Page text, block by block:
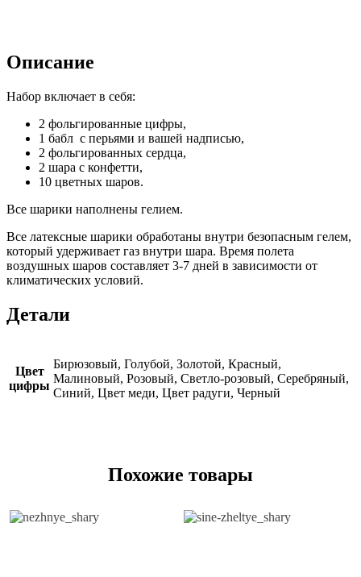
Описание
Набор включает в себя:
2 фольгированные цифры,
1 бабл с перьями и вашей надписью,
2 фольгированных сердца,
2 шара с конфетти,
10 цветных шаров.
Все шарики наполнены гелием.
Все латексные шарики обработаны внутри безопасным гелем,
который удерживает газ внутри шара. Время полета
воздушных шаров составляет 3-7 дней в зависимости от
климатических условий.
Детали
Цвет
цифры
Бирюзовый, Голубой, Золотой, Красный,
Малиновый, Розовый, Светло-розовый, Серебряный,
Синий, Цвет меди, Цвет радуги, Черный
Похожие товары